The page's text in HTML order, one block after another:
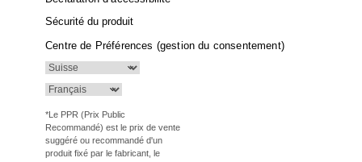
Sécurité du produit
Centre de Préférences (gestion du consentement)
*Le PPR (Prix Public
Recommandé) est le prix de vente
suggéré ou recommandé d'un
produit fixé par le fabricant, le